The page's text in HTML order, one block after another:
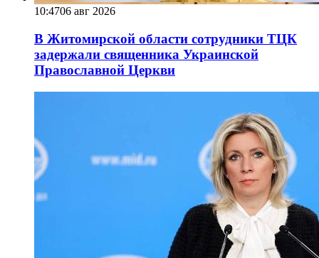
10:4706 авг 2026
В Житомирской области сотрудники ТЦК
задержали священника Украинской
Православной Церкви